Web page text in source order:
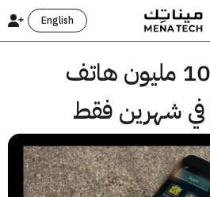
English
سامسونج تبيع 10 مليون هاتف